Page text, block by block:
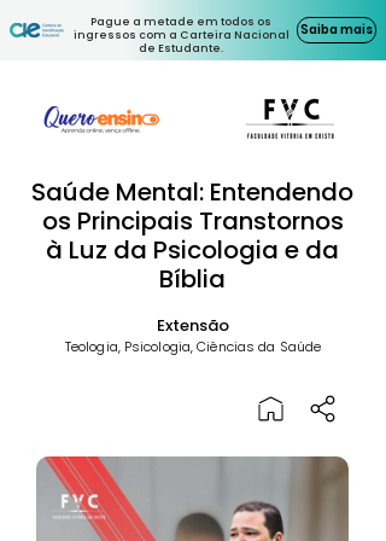
Pague a metade em todos os
ingressos com a Carteira Nacional
de Estudante.
Saiba mais
Saúde Mental: Entendendo
os Principais Transtornos
à Luz da Psicologia e da
Bíblia
Extensão
Teologia, Psicologia, Ciências da Saúde